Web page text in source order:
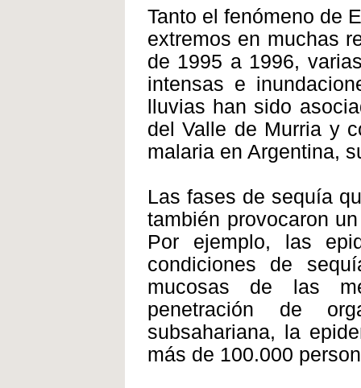
Tanto el fenómeno de
extremos en muchas
de 1995 a 1996,
intensas e
lluvias han sido
del Valle de Murria y
malaria en Argentina,
Las fases de sequía
también provocaron
Por ejemplo, las
condiciones de
mucosas de las
penetración de
subsahariana, la
más de 100.000